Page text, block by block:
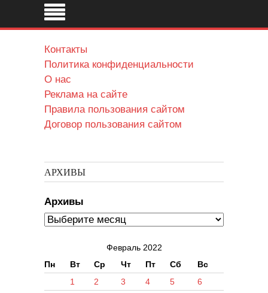
Контакты
Политика конфиденциальности
О нас
Реклама на сайте
Правила пользования сайтом
Договор пользования сайтом
АРХИВЫ
Архивы
Февраль 2022
Пн
Вт Ср Чт Пт Сб Вс
1 2 3 4 5
6